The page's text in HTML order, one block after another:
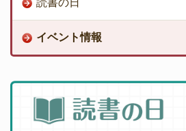
読書の日
イベント情報